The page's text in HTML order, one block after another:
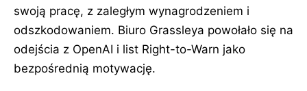
swoją pracę, z zaległym wynagrodzeniem i
odszkodowaniem. Biuro Grassleya powołało się na
odejścia z OpenAI i list Right-to-Warn jako
bezpośrednią motywację.